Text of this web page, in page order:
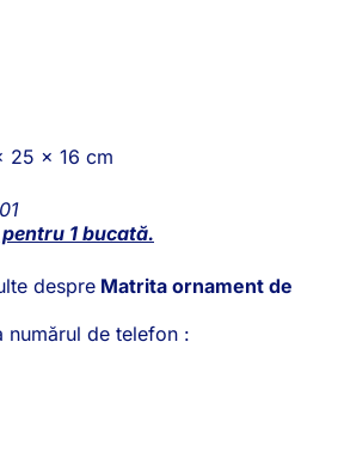
25 x 16 cm
1 bucată.
despre Matrita ornament de
numărul de telefon :